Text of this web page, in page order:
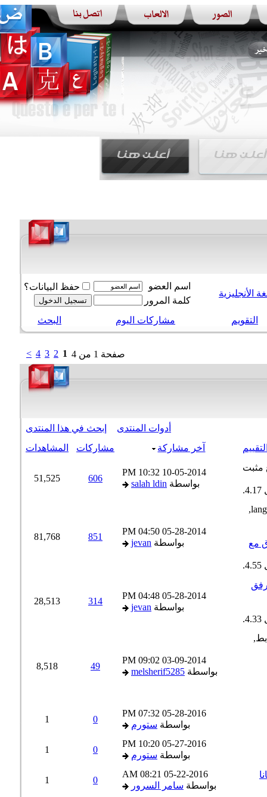
الأنجليزية
اسم العضو
حفظ البيانات؟
كلمة المرور
التقويم
مشاركات اليوم البحث
صفحة 1 من 4 1
4
>
أدوات المنتدى
إبحث في هذا المنتدى
آخر مشاركة مشاركات المشاهدات
10-05-2014
10:32 PM
بواسطةsalah ldin
606
51,525
مع
05-28-2014
04:50 PM
بواسطةjevan
851
81,768
05-28-2014
04:48 PM
بواسطةjevan
314
28,513
03-09-2014
09:02 PM
بواسطةmelsherif5285
49
8,518
05-28-2016
07:32 PM
بواسطةستورم
05-27-2016
10:20 PM
بواسطةستورم
05-22-2016
08:21 AM
بواسطةسامر السرور